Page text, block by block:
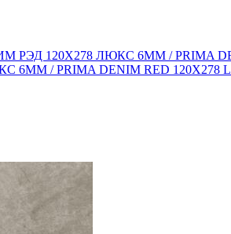
/ PRIMA DENIM RED 120X278